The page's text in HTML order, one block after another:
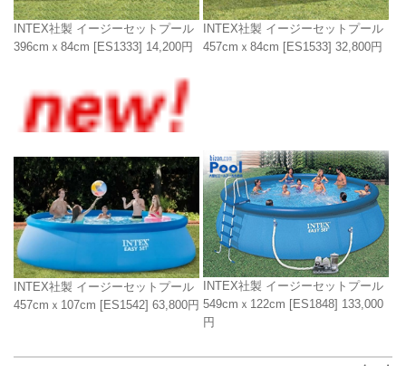
INTEX社製 イージーセットプール
396cmｘ84cm [ES1333] 14,200円
INTEX社製 イージーセットプール
457cmｘ84cm [ES1533] 32,800円
INTEX社製 イージーセットプール
457cmｘ107cm [ES1542] 63,800円
INTEX社製 イージーセットプール
549cmｘ122cm [ES1848] 133,000
円